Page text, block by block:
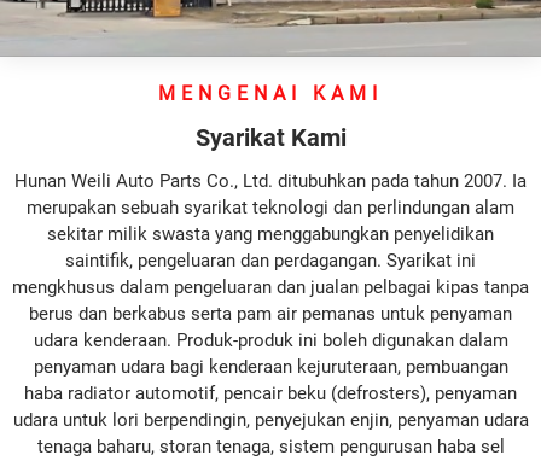
MENGENAI KAMI
Syarikat Kami
Hunan Weili Auto Parts Co., Ltd. ditubuhkan pada tahun 2007. Ia
merupakan sebuah syarikat teknologi dan perlindungan alam
sekitar milik swasta yang menggabungkan penyelidikan
saintifik, pengeluaran dan perdagangan. Syarikat ini
mengkhusus dalam pengeluaran dan jualan pelbagai kipas tanpa
berus dan berkabus serta pam air pemanas untuk penyaman
udara kenderaan. Produk-produk ini boleh digunakan dalam
penyaman udara bagi kenderaan kejuruteraan, pembuangan
haba radiator automotif, pencair beku (defrosters), penyaman
udara untuk lori berpendingin, penyejukan enjin, penyaman udara
tenaga baharu, storan tenaga, sistem pengurusan haba sel